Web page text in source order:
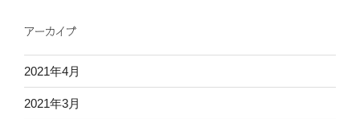
アーカイブ
2021年4月
2021年3月